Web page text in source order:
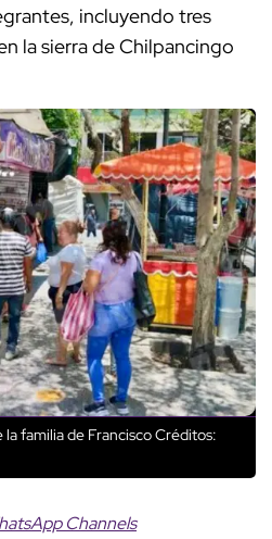
incluyendo tres
la sierra de Chilpancingo
la familia de FranciscoCréditos:
Channels